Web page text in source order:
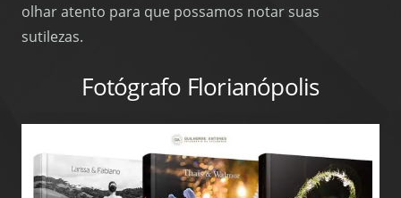
olhar atento para que possamos notar suas
sutilezas.
Fotógrafo Florianópolis